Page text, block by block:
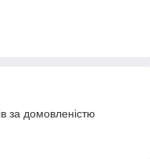
за домовленістю